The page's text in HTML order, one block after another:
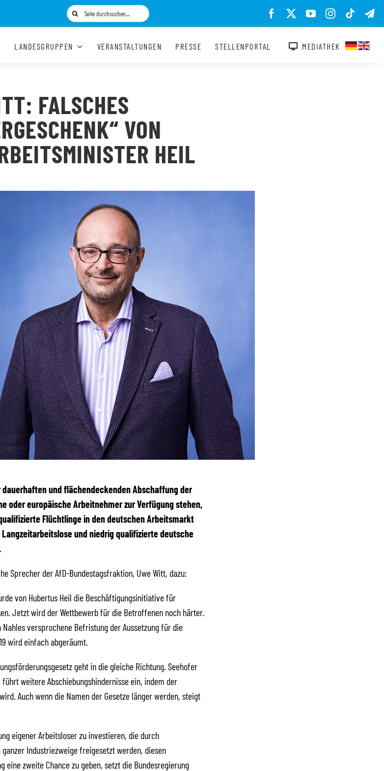
Suche
nach:
LANDESGRUPPEN VERANSTALTUNGEN PRESSE STELLENPORTAL MEDIATHEK
FALSCHES
VON
HEIL
dauerhaften und flächendeckenden Abschaffung der
oder europäische Arbeitnehmer zur Verfügung stehen,
Flüchtlinge in den deutschen Arbeitsmarkt
und niedrig qualifizierte deutsche
Sprecher der AfD-Bundestagsfraktion, Uwe Witt, dazu:
von Hubertus Heil die Beschäftigungsinitiative für
Jetzt wird der Wettbewerb für die Betroffenen noch härter.
versprochene Befristung der Aussetzung für die
wird einfach abgeräumt.
geht in die gleiche Richtung. Seehofer
weitere Abschiebungshindernisse ein, indem der
Auch wenn die Namen der Gesetze länger werden, steigt
eigener Arbeitsloser zu investieren, die durch
Industriezweige freigesetzt werden, diesen
eine zweite Chance zu geben, setzt die Bundesregierung